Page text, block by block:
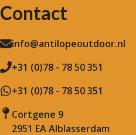
Contact
info@antilopeoutdoor.nl
+31 (0)78 - 78 50 351
+31 (0)78 - 78 50 351
Cortgene 9
2951 EA Alblasserdam